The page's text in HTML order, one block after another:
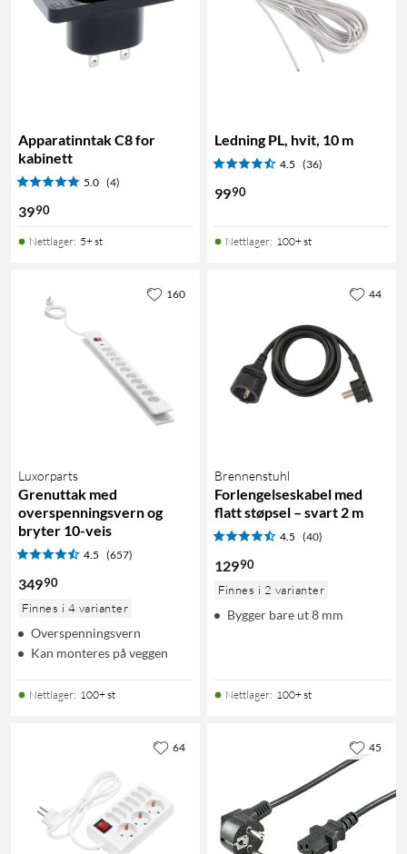
Apparatinntak C8 for
kabinett
5.0 (4)
3990
Nettlager: 5+ st
Ledning PL, hvit, 10 m
4.5 (36)
9990
Nettlager: 100+ st
Luxorparts
Grenuttak med
overspenningsvern og
bryter 10-veis
4.5 (657)
34990
Finnes i 4 varianter
Overspenningsvern
Kan monteres på veggen
Nettlager: 100+ st
160
Brennenstuhl
Forlengelseskabel med
flatt støpsel – svart 2 m
4.5 (40)
12990
Finnes i 2 varianter
Bygger bare ut 8 mm
Nettlager: 100+ st
44
64 45